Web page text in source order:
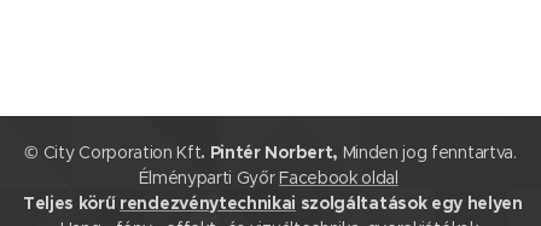
© City Corporation Kft. Pintér Norbert, Minden jog fenntartva.
Élményparti Győr Facebook oldal
Teljes körű rendezvénytechnikai szolgáltatások egy helyen